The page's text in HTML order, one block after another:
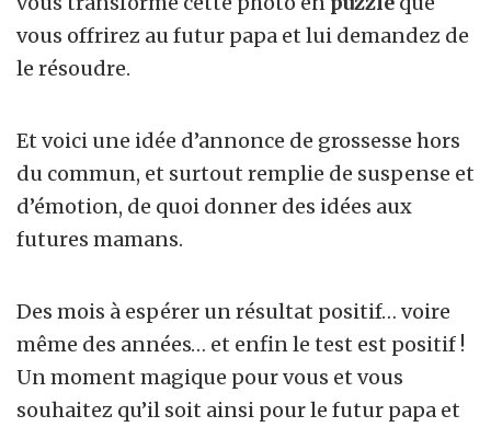
vous offrirez au futur papa et lui demandez de
le résoudre.
Et voici une idée d’annonce de grossesse hors
du commun, et surtout remplie de suspense et
d’émotion, de quoi donner des idées aux
futures mamans.
Des mois à espérer un résultat positif… voire
même des années… et enfin le test est positif !
Un moment magique pour vous et vous
souhaitez qu’il soit ainsi pour le futur papa et